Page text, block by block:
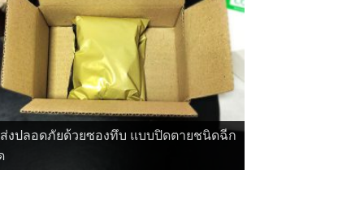
งปลอดภัยด้วยซองทึบ แบบปิดตายชนิดฉีก